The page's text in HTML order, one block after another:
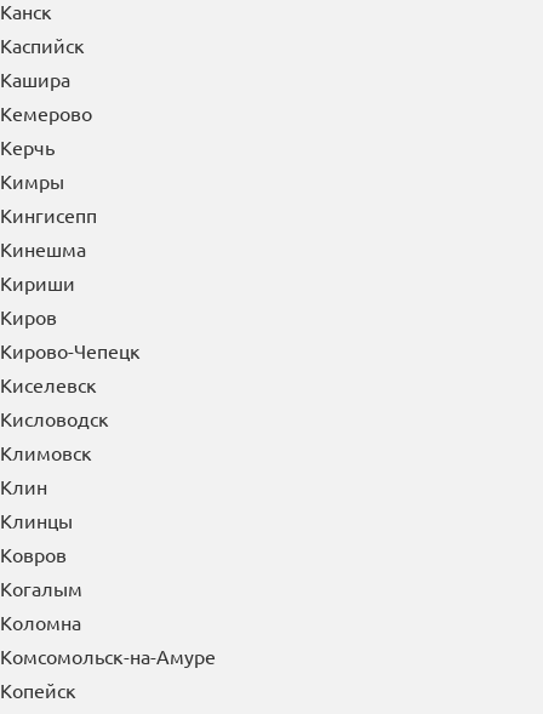
Камышин
Канаш
Канск
Каспийск
Кашира
Кемерово
Керчь
Кимры
Кингисепп
Кинешма
Кириши
Киров
Кирово-Чепецк
Киселевск
Кисловодск
Климовск
Клин
Клинцы
Ковров
Когалым
Коломна